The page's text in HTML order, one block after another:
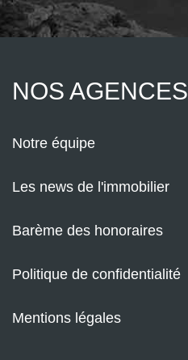
NOS AGENCES
Notre équipe
Les news de l'immobilier
Barème des honoraires
Politique de confidentialité
Mentions légales